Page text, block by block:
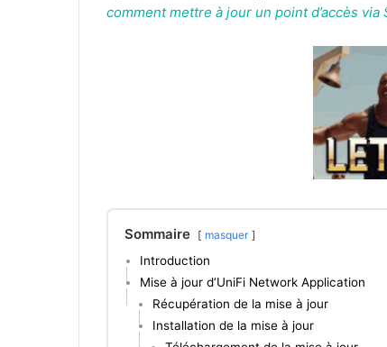
comment mettre à jour un point d’accès via
Sommaire masquer
Introduction
Mise à jour d’UniFi Network Application
Récupération de la mise à jour
Installation de la mise à jour